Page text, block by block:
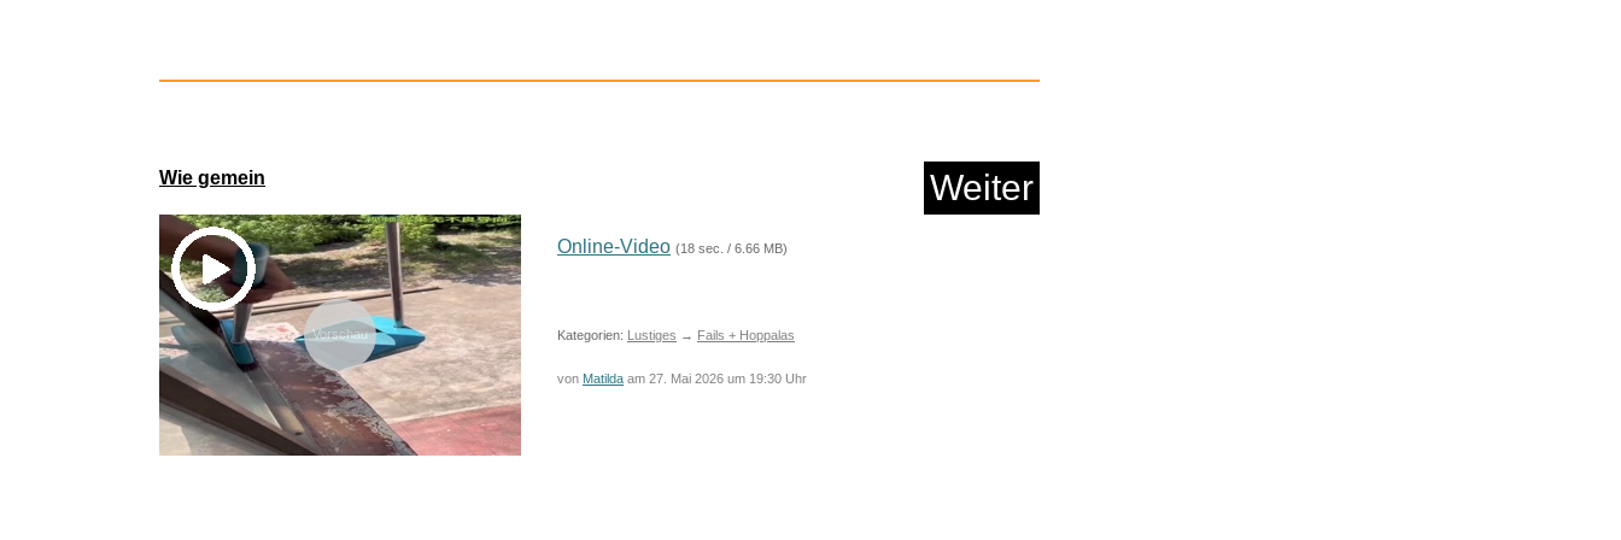
Wie gemein Weiter
Vorschau
Online-Video (18 sec. / 6.66 MB)
Kategorien: Lustiges → Fails + Hoppalas
von Matilda am 27. Mai 2026 um 19:30 Uhr